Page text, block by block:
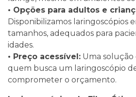
• Opções para adultos e
Disponibilizamos laringoscópios
tamanhos, adequados para
idades.
• Preço acessível: Uma solução
quem busca um laringoscópio
comprometer o orçamento.